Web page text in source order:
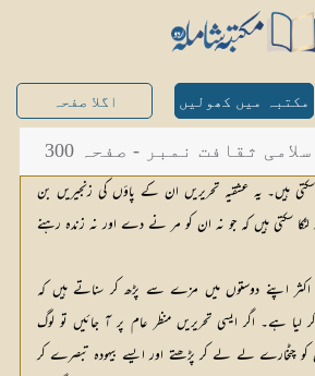
مکتبہ میں کھولیں اگلا صفحہ
ثقافت نمبر - صفحہ 300
ہیں۔ یہ عشقیہ تحریریں ان کے پاؤں کی زنجیریں بن
لٹکا سکتی ہیں کہ جو نہ ان کو مر نے دے اور نہ زندہ رہنے
اکثر اپنے دوستوں میں مزے سے پڑھ کر سناتے ہیں کہ
لیا ہے۔ اگر ایسی تحریریں منظر عام پر آ جائیں تو لوگ
چٹخارے لے لے کر پڑھتے اور ایسے بیہودہ تبصرے کر